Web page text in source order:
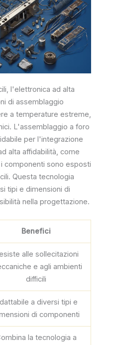
l'elettronica ad alta
di assemblaggio
a temperature estreme,
L'assemblaggio a foro
per l'integrazione
alta affidabilità, come
componenti sono esposti
Questa tecnologia
tipi e dimensioni di
nella progettazione.
Benefici
alle sollecitazioni
e agli ambienti
difficili
a diversi tipi e
di componenti
la tecnologia a